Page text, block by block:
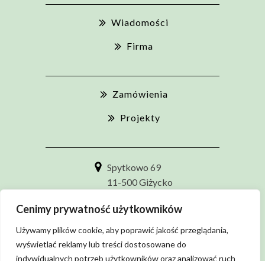
Cenimy prywatność użytkowników
Używamy plików cookie, aby poprawić jakość przeglądania,
wyświetlać reklamy lub treści dostosowane do
indywidualnych potrzeb użytkowników oraz analizować ruch
Wiadomości
Firma
Zamówienia
Projekty
Spytkowo 69
11-500 Giżycko
biuro@zuokspytkowo.pl